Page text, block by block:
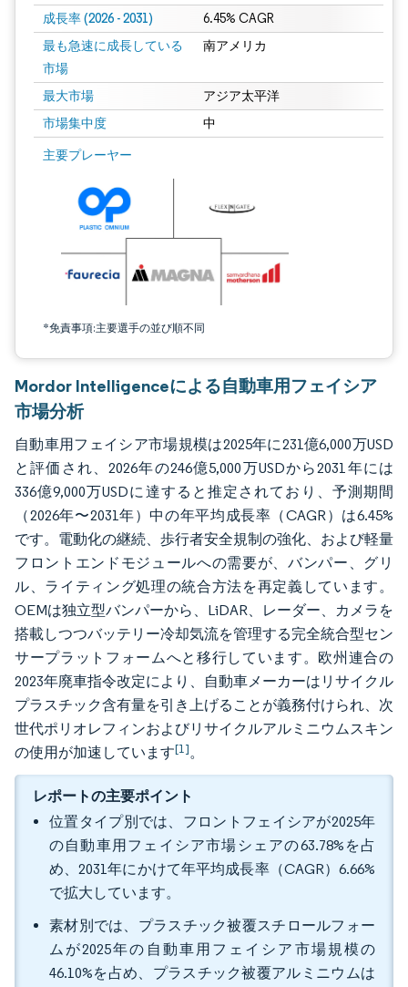
成長率 (2026 - 2031) 6.45% CAGR
最も急速に成長している
市場
南アメリカ
最大市場 アジア太平洋
市場集中度 中
主要プレーヤー
*免責事項:主要選手の並び順不同
画像 © Mordor Intelligence。再利用にはCC BY 4.0の表示が必要です。
Mordor Intelligenceによる自動車用フェイシア
市場分析
自動車用フェイシア市場規模は2025年に231億6,000万USD
と評価され、2026年の246億5,000万USDから2031年には
336億9,000万USDに達すると推定されており、予測期間
（2026年〜2031年）中の年平均成長率（CAGR）は6.45%
です。電動化の継続、歩行者安全規制の強化、および軽量
フロントエンドモジュールへの需要が、バンパー、グリ
ル、ライティング処理の統合方法を再定義しています。
OEMは独立型バンパーから、LiDAR、レーダー、カメラを
搭載しつつバッテリー冷却気流を管理する完全統合型セン
サープラットフォームへと移行しています。欧州連合の
2023年廃車指令改定により、自動車メーカーはリサイクル
プラスチック含有量を引き上げることが義務付けられ、次
世代ポリオレフィンおよびリサイクルアルミニウムスキン
の使用が加速しています[1]。
レポートの主要ポイント
位置タイプ別では、フロントフェイシアが2025年
の自動車用フェイシア市場シェアの63.78%を占
め、2031年にかけて年平均成長率（CAGR）6.66%
で拡大しています。
素材別では、プラスチック被覆スチロールフォー
ムが2025年の自動車用フェイシア市場規模の
46.10%を占め、プラスチック被覆アルミニウムは